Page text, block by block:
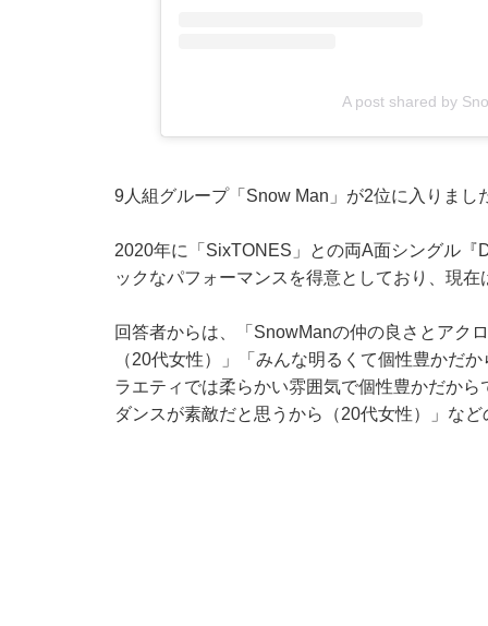
A post shared by
9人組グループ「Snow Man」が2位に入りまし
2020年に「SixTONES」との両A面シングル
ックなパフォーマンスを得意としており、現
回答者からは、「SnowManの仲の良さとアク
（20代女性）」「みんな明るくて個性豊かだ
ラエティでは柔らかい雰囲気で個性豊かだか
ダンスが素敵だと思うから（20代女性）」な